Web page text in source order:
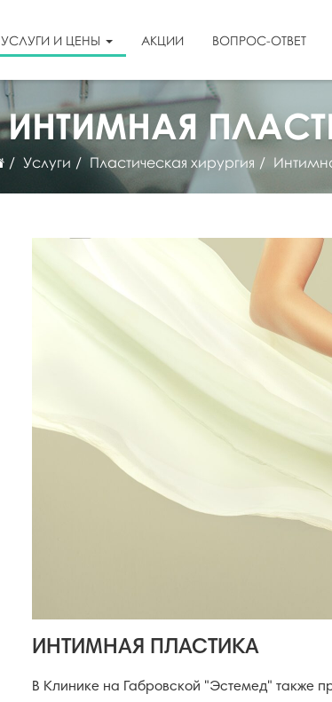
УСЛУГИ И ЦЕНЫ АКЦИИ ВОПРОС-ОТВЕТ
ИНТИМНАЯ
Услуги Пластическая хирургия
ИНТИМНАЯ ПЛАСТИКА
В Клинике на Габровской "Эстемед" также